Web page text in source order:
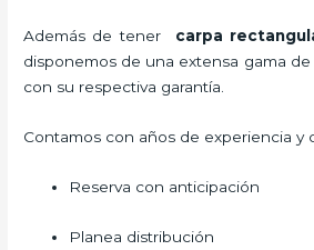
Además de tener carpa
disponemos de una extensa gama
con su respectiva garantía.
Contamos con años de experiencia y
Reserva con anticipación
Planea distribución